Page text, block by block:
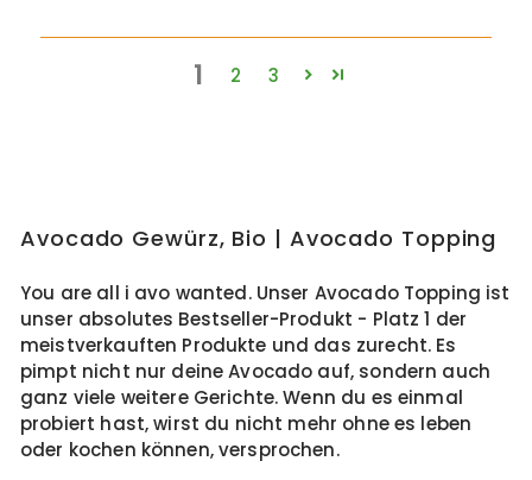
1 2 3
Avocado Gewürz, Bio | Avocado Topping
You are all i avo wanted. Unser Avocado Topping ist
unser absolutes Bestseller-Produkt - Platz 1 der
meistverkauften Produkte und das zurecht. Es
pimpt nicht nur deine Avocado auf, sondern auch
ganz viele weitere Gerichte. Wenn du es einmal
probiert hast, wirst du nicht mehr ohne es leben
oder kochen können, versprochen.